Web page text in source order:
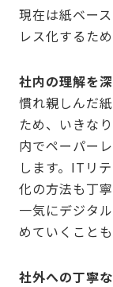
現在は紙ベー
レス化するた
社内の理解を
慣れ親しんだ
ため、いきな
内でペーパー
します。ITリ
化の方法も丁
一気にデジタ
めていくことも
社外への丁寧